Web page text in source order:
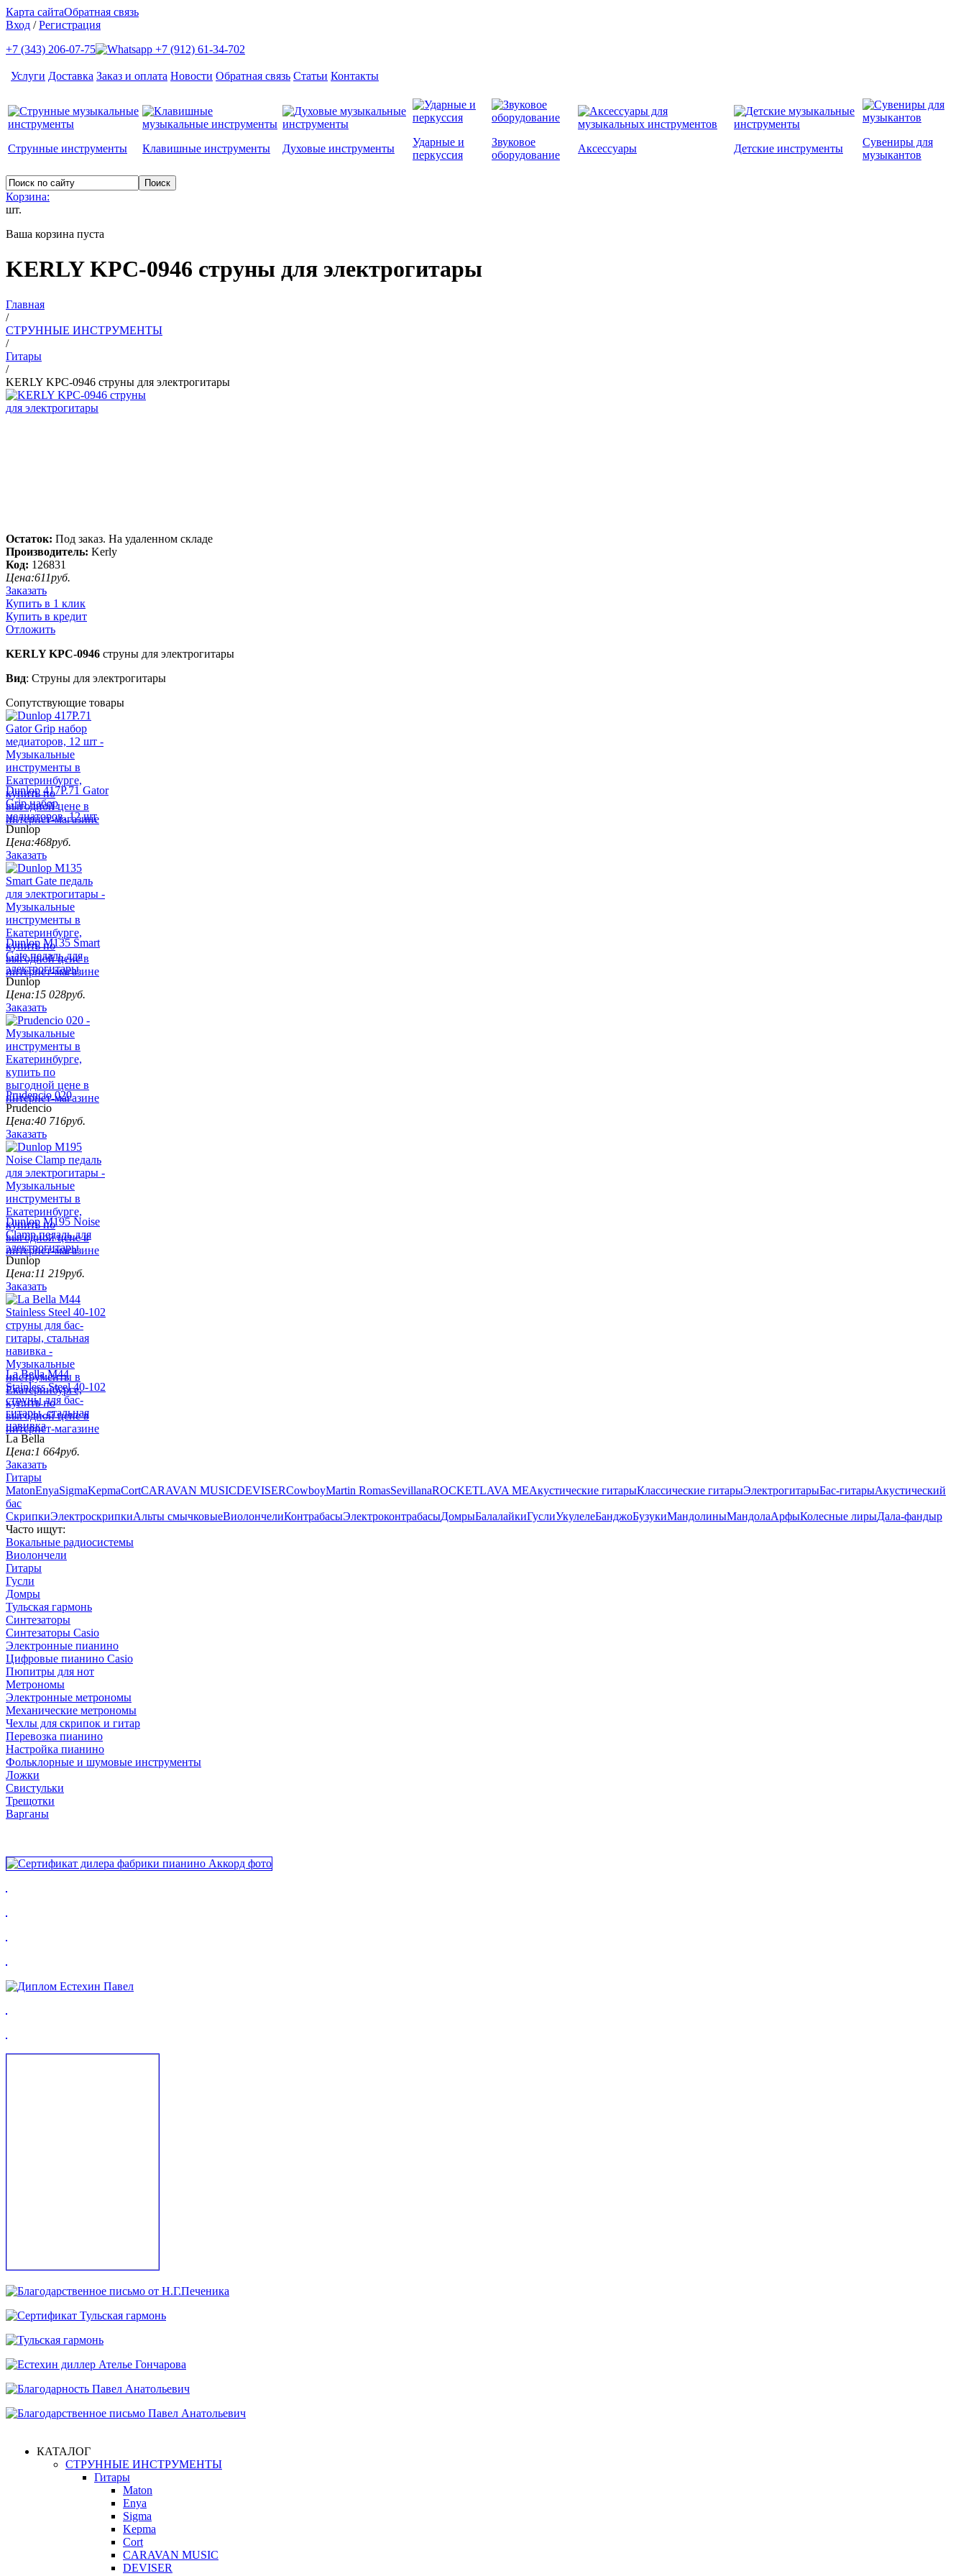
Карта сайтаОбратная связь
Вход /Регистрация
+7 (343) 206-07-75
+7 (912) 61-34-702
Услуги Доставка Заказ и оплата Новости Обратная связь Статьи Контакты
Струнные инструменты Клавишные инструменты Духовые инструменты
Ударные и
перкуссия
Звуковое
оборудование
Аксессуары Детские инструменты
Сувениры для
музыкантов
Корзина:
шт.
Ваша корзина пуста
KERLY KPC-0946 струны для электрогитары
Главная
/
СТРУННЫЕ ИНСТРУМЕНТЫ
/
Гитары
/
KERLY KPC-0946 струны для электрогитары
Остаток: Под заказ. На удаленном складе
Производитель: Kerly
Код: 126831
Цена:611руб.
Заказать
Купить в 1 клик
Купить в кредит
Отложить
KERLY KPC-0946 струны для электрогитары
Вид: Струны для электрогитары
Сопутствующие товары
Dunlop 417Р.71 Gator
Grip набор
медиаторов, 12 шт
Dunlop
Цена:468руб.
Заказать
Dunlop M135 Smart
Gate педаль для
электрогитары
Dunlop
Цена:15 028руб.
Заказать
Prudencio 020
Prudencio
Цена:40 716руб.
Заказать
Dunlop M195 Noise
Clamp педаль для
электрогитары
Dunlop
Цена:11 219руб.
Заказать
La Bella M44
Stainless Steel 40-102
струны для бас-
гитары, стальная
навивка
La Bella
Цена:1 664руб.
Заказать
Гитары
MatonEnyaSigmaKepmaCortCARAVAN MUSICDEVISERCowboyMartin RomasSevillanaROCKETLAVA MEАкустические гитарыКлассические гитарыЭлектрогитарыБас-гитарыАкустический
бас
СкрипкиЭлектроскрипкиАльты смычковыеВиолончелиКонтрабасыЭлектроконтрабасыДомрыБалалайкиГуслиУкулелеБанджоБузукиМандолиныМандолаАрфыКолесные лирыДала-фандыр
Часто ищут:
Вокальные радиосистемы
Виолончели
Гитары
Гусли
Домры
Тульская гармонь
Синтезаторы
Синтезаторы Casio
Электронные пианино
Цифровые пианино Casio
Пюпитры для нот
Метрономы
Электронные метрономы
Механические метрономы
Чехлы для скрипок и гитар
Перевозка пианино
Настройка пианино
Фольклорные и шумовые инструменты
Ложки
Свистульки
Трещотки
Варганы
КАТАЛОГ
СТРУННЫЕ ИНСТРУМЕНТЫ
Гитары
Maton
Enya
Sigma
Kepma
Cort
CARAVAN MUSIC
DEVISER